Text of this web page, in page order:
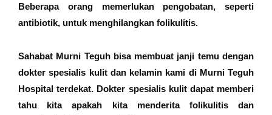
Beberapa orang memerlukan pengobatan, seperti
antibiotik, untuk menghilangkan folikulitis.
Sahabat Murni Teguh bisa membuat janji temu dengan
dokter spesialis kulit dan kelamin kami di Murni Teguh
Hospital terdekat. Dokter spesialis kulit dapat memberi
tahu kita apakah kita menderita folikulitis dan